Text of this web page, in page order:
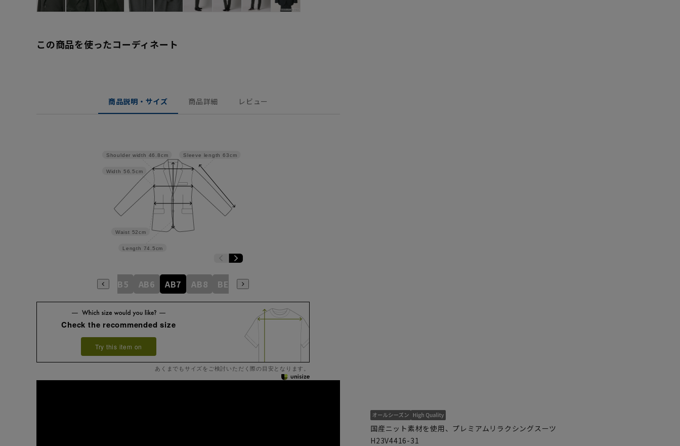
この商品を使ったコーディネート
商品説明・サイズ 商品詳細 レビュー
Sleeve length 63cm
Length 74.5cm
Waist 52cm
Width 56.5cm
Shoulder width 46.8cm
AB4 AB5 AB6 AB7 AB8 BE3 BE4
Check the recommended size
Try this item on
あくまでもサイズをご検討いただく際の目安となります。
国産ニット素材を使用、プレミアムリラクシングスーツ
H23V4416-31